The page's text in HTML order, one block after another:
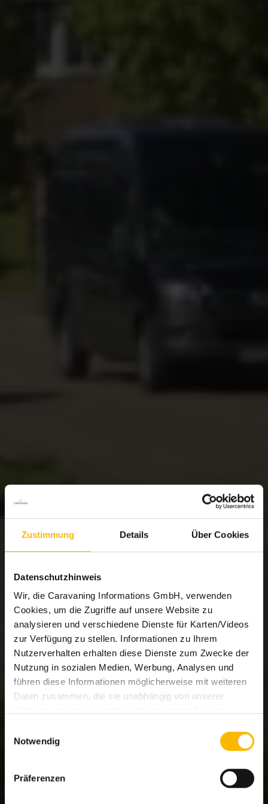
Zustimmung Details Über Cookies
Datenschutzhinweis
Wir, die Caravaning Informations GmbH, verwenden
Cookies, um die Zugriffe auf unsere Website zu
analysieren und verschiedene Dienste für Karten/Videos
zur Verfügung zu stellen. Informationen zu Ihrem
Nutzerverhalten erhalten diese Dienste zum Zwecke der
Nutzung in sozialen Medien, Werbung, Analysen und
führen diese Informationen möglicherweise mit weiteren
Daten zusammen, die sie unabhängig von unserer
Details im Cookie-Consent-Tool ersehen.
Einwilligung (Art. 6 Abs. 1 lit. a DSGVO i.V.m. § 25
TDDDG) welche Sie uns mit Klick auf
Alle Cookies
Notwendig
Präferenzen